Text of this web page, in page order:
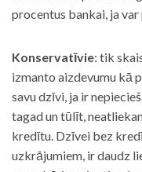
procentus bankai, ja
Konservatīvie: tik
izmanto aizdevumu kā
savu dzīvi, ja ir
tagad un tūlīt,
kredītu. Dzīvei bez
uzkrājumiem, ir daudz